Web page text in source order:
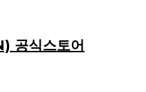
공식스토어